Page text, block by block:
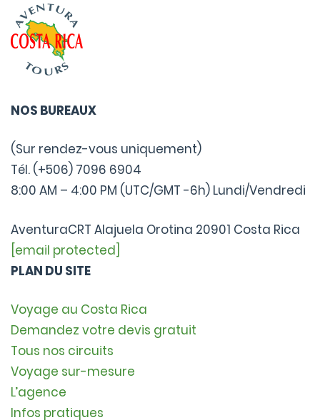
NOS BUREAUX
(Sur rendez-vous uniquement)
Tél. (+506) 7096 6904
8:00 AM – 4:00 PM (UTC/GMT -6h) Lundi/Vendredi
AventuraCRT Alajuela Orotina 20901 Costa Rica
[email protected]
PLAN DU SITE
Voyage au Costa Rica
Demandez votre devis gratuit
Tous nos circuits
Voyage sur-mesure
L’agence
Infos pratiques